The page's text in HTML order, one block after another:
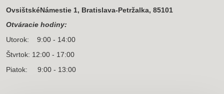
OvsištskéNámestie 1, Bratislava-Petržalka, 85101
Otváracie hodiny:
Utorok: 9:00 - 14:00
Štvrtok: 12:00 - 17:00
Piatok: 9:00 - 13:00